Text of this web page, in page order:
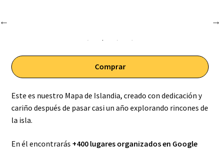
Comprar
Este es nuestro Mapa de Islandia, creado con dedicación y
cariño después de pasar casi un año explorando rincones de
la isla.
En él encontrarás +400 lugares organizados en Google